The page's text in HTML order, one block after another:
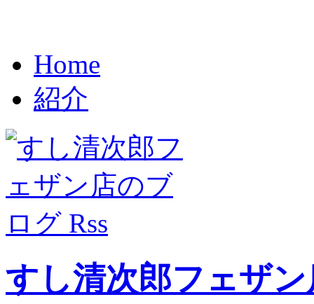
Home
紹介
すし清次郎フェザ